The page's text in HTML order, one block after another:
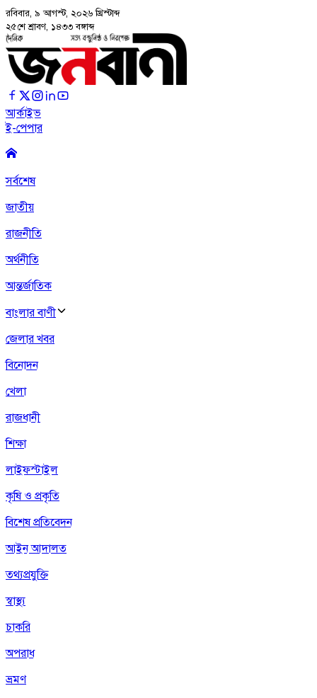
রবিবার, ৯ আগস্ট, ২০২৬ খ্রিস্টাব্দ
২৫শে শ্রাবণ, ১৪৩৩ বঙ্গাব্দ
আর্কাইভ
ই-পেপার
সর্বশেষ
জাতীয়
রাজনীতি
অর্থনীতি
আন্তর্জাতিক
বাংলার বাণী
জেলার খবর
বিনোদন
খেলা
রাজধানী
শিক্ষা
লাইফস্টাইল
কৃষি ও প্রকৃতি
বিশেষ প্রতিবেদন
আইন আদালত
তথ্যপ্রযুক্তি
স্বাস্থ্য
চাকরি
অপরাধ
ভ্রমণ